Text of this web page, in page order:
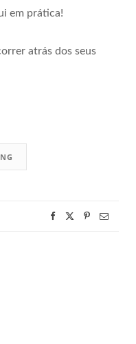
em prática!
atrás dos seus